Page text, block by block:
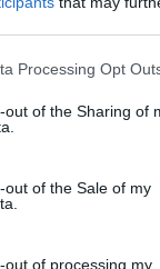
Processing Opt
out of the Sharing of
out of the Sale of my
out of processing my
κρέας;
να
να βγάλετε το